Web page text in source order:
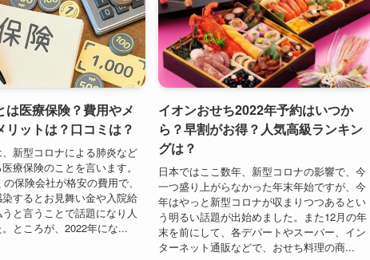
は医療保険？費用やメ
リットは？口コミは？
新型コロナによる肺炎など
療保険のことを言います。
保険会社が格安の費用で、
するとお見舞い金や入院給
と言うことで話題になり人
ところが、2022年にな...
イオンおせち2022年予約はいつか
ら？早割がお得？人気高級ランキン
グは？
日本ではここ数年、新型コロナの影響で、今
一つ盛り上がらなかった年末年始ですが、今
年はやっと新型コロナが収まりつつあるとい
う明るい話題が出始めました。また12月の年
末を前にして、各デパートやスーパー、イン
ターネット通販などで、おせち料理の商...